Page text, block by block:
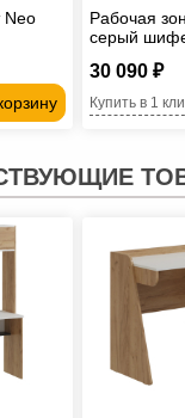
Neo
Рабочая
серый
30 090 ₽
Купить в 1